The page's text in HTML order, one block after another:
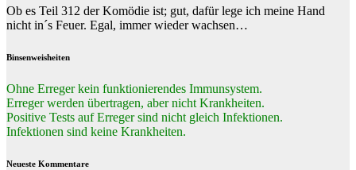
Ob es Teil 312 der Komödie ist; gut, dafür lege ich meine Hand
nicht in´s Feuer. Egal, immer wieder wachsen…
Binsenweisheiten
Ohne Erreger kein funktionierendes Immunsystem.
Erreger werden übertragen, aber nicht Krankheiten.
Positive Tests auf Erreger sind nicht gleich Infektionen.
Infektionen sind keine Krankheiten.
Neueste Kommentare